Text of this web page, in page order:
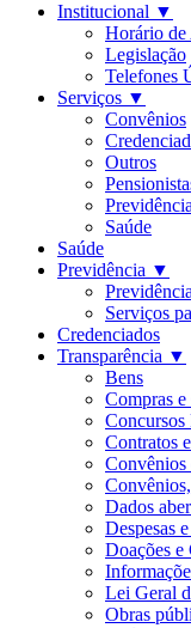
Institucional ▼
Horário de
Legislação
Telefones
Serviços ▼
Convênios
Outros
Previdência
Saúde
Saúde
Previdência ▼
Previdência
Serviços
Credenciados
Transparência ▼
Bens
Compras
Concursos
Contratos
Convênios
Dados
Despesas
Doações e
Lei Geral
Obras